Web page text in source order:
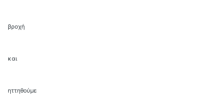
βροχή
και
ηττηθούμε